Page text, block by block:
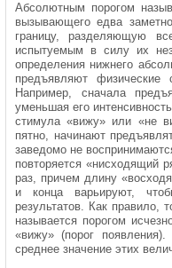
Абсолютным порогом
вызывающего едва
границу, разделяющую
испытуемым в силу их
определения нижнего
предъявляют
Например, сначала
уменьшая его
стимула «вижу» или «не
пятно, начинают
заведомо не
повторяет­ся «нисходящий
раз, причем длину
и конца варьируют,
результатов. Как пра­вило,
называется порогом
«вижу» (порог
среднее значение этих